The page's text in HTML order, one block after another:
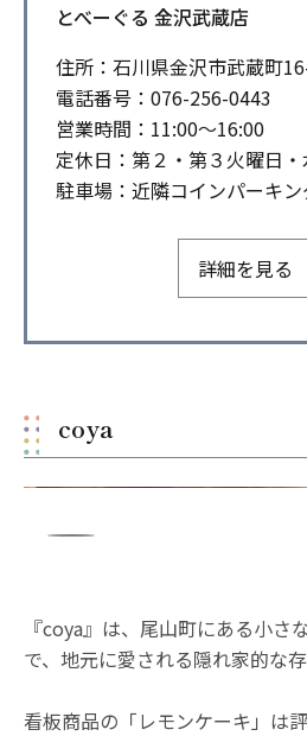
とべーぐる 金沢武蔵店
住所：石川県金沢市武蔵町
電話番号：076-256-0443
営業時間：11:00～16:00
定休日：第２・第３火曜日・
駐車場：近隣コインパーキ
詳細を見る
coya
『coya』は、尾山町にある小さ
で、地元に愛される隠れ家的な存
看板商品の「レモンケーキ」は